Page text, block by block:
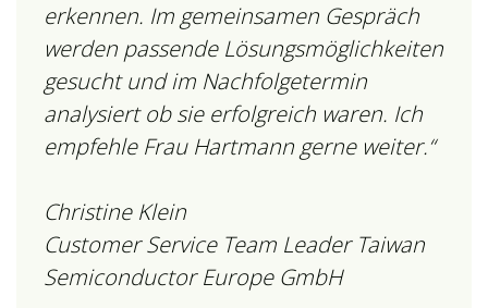
erkennen. Im gemeinsamen Gespräch
werden passende Lösungsmöglichkeiten
gesucht und im Nachfolgetermin
analysiert ob sie erfolgreich waren. Ich
empfehle Frau Hartmann gerne weiter.“
Christine Klein
Customer Service Team Leader Taiwan
Semiconductor Europe GmbH